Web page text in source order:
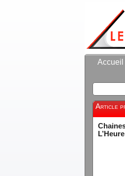
Accueil
Article